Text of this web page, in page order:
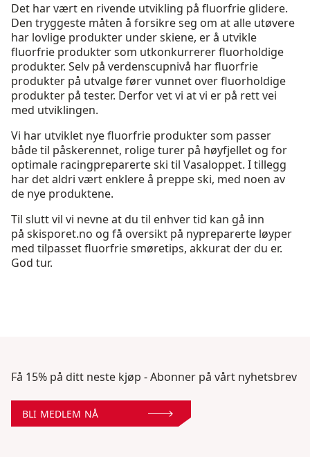
Det har vært en rivende utvikling på fluorfrie glidere.
Den tryggeste måten å forsikre seg om at alle utøvere
har lovlige produkter under skiene, er å utvikle
fluorfrie produkter som utkonkurrerer fluorholdige
produkter. Selv på verdenscupnivå har fluorfrie
produkter på utvalge fører vunnet over fluorholdige
produkter på tester. Derfor vet vi at vi er på rett vei
med utviklingen.
Vi har utviklet nye fluorfrie produkter som passer
både til påskerennet, rolige turer på høyfjellet og for
optimale racingpreparerte ski til Vasaloppet. I tillegg
har det aldri vært enklere å preppe ski, med noen av
de nye produktene.
Til slutt vil vi nevne at du til enhver tid kan gå inn
på skisporet.no og få oversikt på nypreparerte løyper
med tilpasset fluorfrie smøretips, akkurat der du er.
God tur.
Få 15% på ditt neste kjøp - Abonner på vårt nyhetsbrev
BLI MEDLEM NÅ